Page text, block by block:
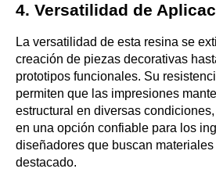
4. Versatilidad de
La versatilidad de esta resina se
creación de piezas decorativas
prototipos funcionales. Su
permiten que las impresiones
estructural en diversas
en una opción confiable para los
diseñadores que buscan
destacado.